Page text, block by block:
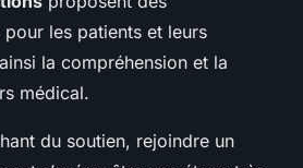
les patients et leurs
la compréhension et la
médical.
du soutien, rejoindre un